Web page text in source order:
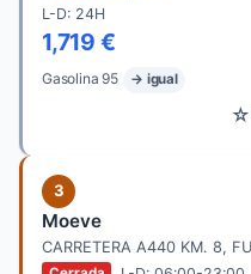
L-D: 24H
1,719 €
Gasolina 95 → igual
☆
3
Moeve
CARRETERA A440 KM. 8,